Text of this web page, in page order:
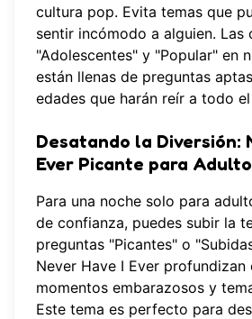
cultura pop. Evita temas que
sentir incómodo a alguien. Las
"Adolescentes" y "Popular" en
están llenas de preguntas
edades que harán reír a todo
Desatando la Diversión:
Ever Picante para
Para una noche solo para
de confianza, puedes subir la
preguntas "Picantes" o
Never Have I Ever profundizan
momentos embarazosos y
Este tema es perfecto para